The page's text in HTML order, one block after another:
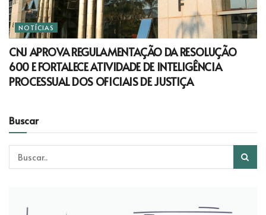
NOTÍCIAS
CNJ APROVA REGULAMENTAÇÃO DA RESOLUÇÃO
600 E FORTALECE ATIVIDADE DE INTELIGÊNCIA
PROCESSUAL DOS OFICIAIS DE JUSTIÇA
Buscar